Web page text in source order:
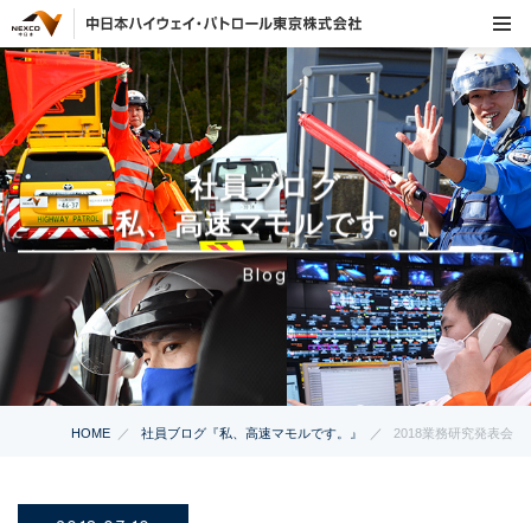
社員ブログ
『私、高速マモルです。』
Blog
HOME 社員ブログ『私、高速マモルです。』 2018業務研究発表会